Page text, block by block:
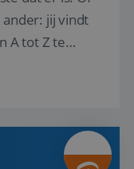
jij vindt
A tot Z te
plekjes op
...